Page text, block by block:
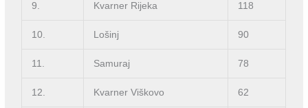
9. Kvarner Rijeka 118
10. Lošinj 90
11. Samuraj 78
12. Kvarner Viškovo 62